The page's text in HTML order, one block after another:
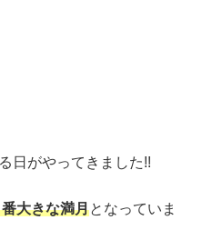
日がやってきました!!
大きな満月となっていま